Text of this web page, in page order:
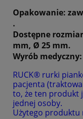
Opakowanie:
.
Dostępne
mm, Ø 25 mm.
Wyrób medyczny:
RUCK® rurki
pacjenta
to, że ten produkt
jednej osoby.
Użytego produktu